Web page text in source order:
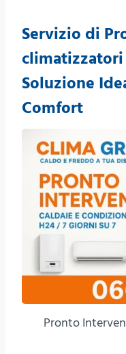
Servizio di
climatizzatori
Soluzione
Comfort
Pronto